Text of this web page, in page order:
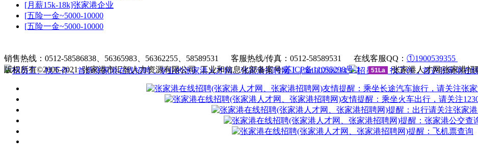
[月薪15k-18k]张家港企业
[五险一金~5000-10000
[五险一金~5000-10000
销售热线：0512-58586838、56365983、56362255、58589531
客服热线/传真：0512-58589531 在线客服QQ： ①1900539355
| ②190298214
版权所有©2006-2021 张家港市汇智人力资源有限公司工业和信息化部备案号:苏ICP备11055298号-1 51La 张家港人才网|张家港